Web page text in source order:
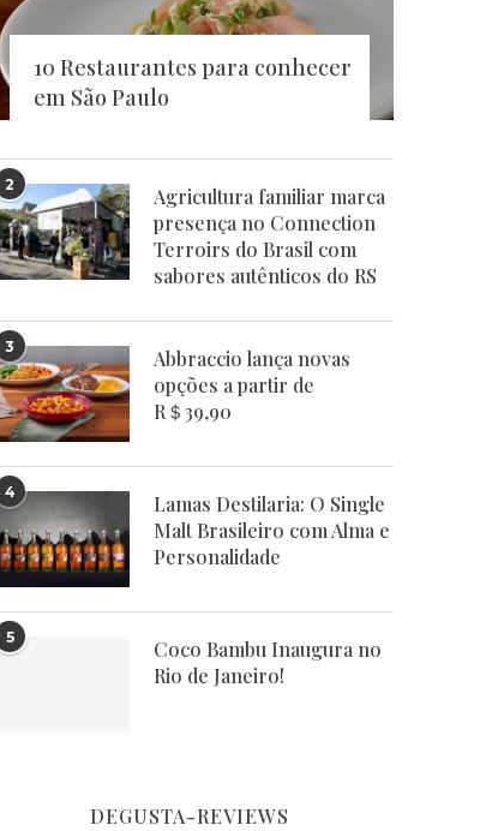
10 Restaurantes para conhecer
em São Paulo
2
Agricultura familiar marca
presença no Connection
Terroirs do Brasil com
sabores autênticos do RS
3
Abbraccio lança novas
opções a partir de
R＄39,90
4
Lamas Destilaria: O Single
Malt Brasileiro com Alma e
Personalidade
5
Coco Bambu Inaugura no
Rio de Janeiro!
DEGUSTA-REVIEWS